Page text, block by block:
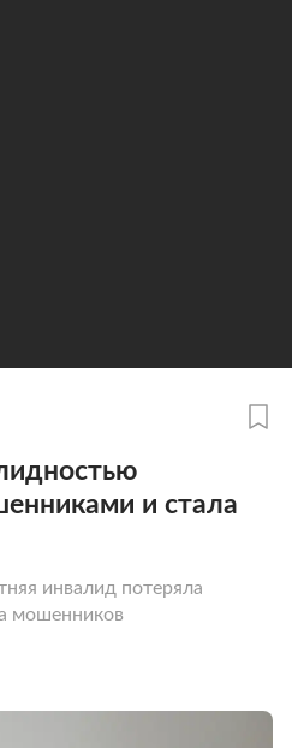
и стала
инвалид потеряла
мошенников